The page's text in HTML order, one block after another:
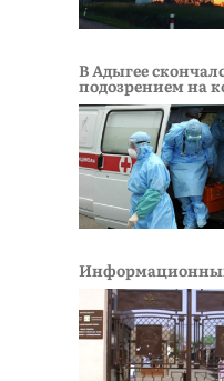
В Адыгее
подозрением на